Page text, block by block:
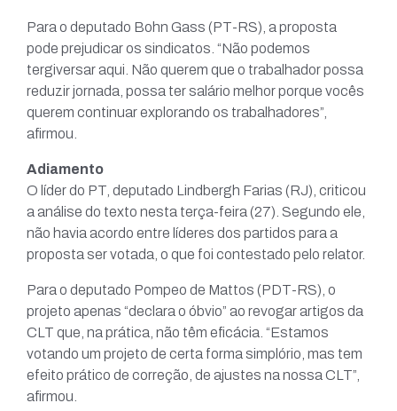
Para o deputado Bohn Gass (PT-RS), a proposta
pode prejudicar os sindicatos. “Não podemos
tergiversar aqui. Não querem que o trabalhador possa
reduzir jornada, possa ter salário melhor porque vocês
querem continuar explorando os trabalhadores”,
afirmou.
Adiamento
O líder do PT, deputado Lindbergh Farias (RJ), criticou
a análise do texto nesta terça-feira (27). Segundo ele,
não havia acordo entre líderes dos partidos para a
proposta ser votada, o que foi contestado pelo relator.
Para o deputado Pompeo de Mattos (PDT-RS), o
projeto apenas “declara o óbvio” ao revogar artigos da
CLT que, na prática, não têm eficácia. “Estamos
votando um projeto de certa forma simplório, mas tem
efeito prático de correção, de ajustes na nossa CLT”,
afirmou.